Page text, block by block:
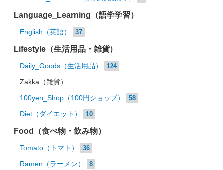
Language_Learning（語学学習）
English（英語） 37
Lifestyle（生活用品・雑貨）
Daily_Goods（生活用品） 124
Zakka（雑貨）
100yen_Shop（100円ショップ） 58
Diet（ダイエット） 10
Food（食べ物・飲み物）
Tomato（トマト） 36
Ramen（ラーメン） 8